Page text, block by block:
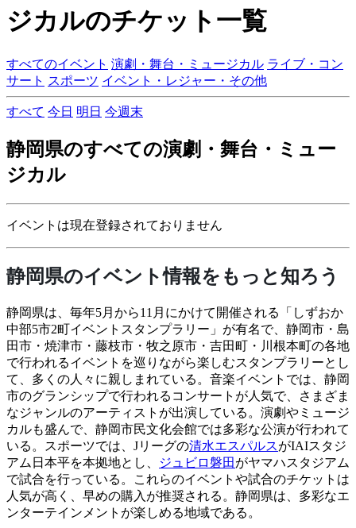
ジカルのチケット一覧
すべてのイベント 演劇・舞台・ミュージカル ライブ・コン
サート スポーツ イベント・レジャー・その他
すべて 今日 明日 今週末
静岡県のすべての演劇・舞台・ミュー
ジカル
イベントは現在登録されておりません
静岡県のイベント情報をもっと知ろう
静岡県は、毎年5月から11月にかけて開催される「しずおか
中部5市2町イベントスタンプラリー」が有名で、静岡市・島
田市・焼津市・藤枝市・牧之原市・吉田町・川根本町の各地
で行われるイベントを巡りながら楽しむスタンプラリーとし
て、多くの人々に親しまれている。音楽イベントでは、静岡
市のグランシップで行われるコンサートが人気で、さまざま
なジャンルのアーティストが出演している。演劇やミュージ
カルも盛んで、静岡市民文化会館では多彩な公演が行われて
いる。スポーツでは、Jリーグの清水エスパルスがIAIスタジ
アム日本平を本拠地とし、
ジュビロ磐田 がヤマハスタジアム
で試合を行っている。これらのイベントや試合のチケットは
人気が高く、早めの購入が推奨される。静岡県は、多彩なエ
ンターテインメントが楽しめる地域である。